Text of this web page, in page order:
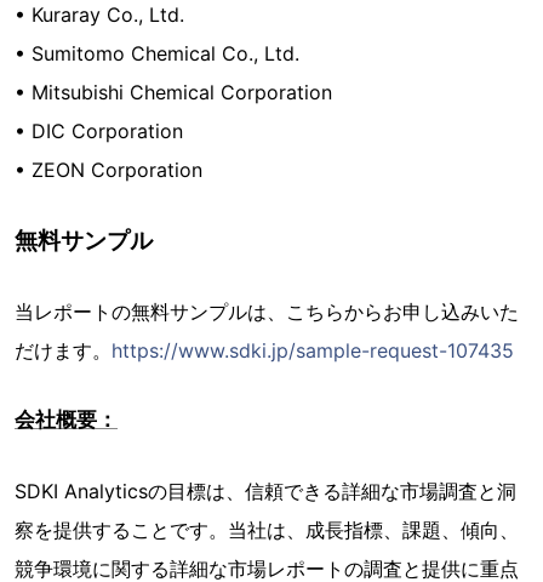
• Kuraray Co., Ltd.
• Sumitomo Chemical Co., Ltd.
• Mitsubishi Chemical Corporation
• DIC Corporation
• ZEON Corporation
無料サンプル
当レポートの無料サンプルは、こちらからお申し込みいた
だけます。 https://www.sdki.jp/sample-request-107435
会社概要：
SDKI Analyticsの目標は、信頼できる詳細な市場調査と洞
察を提供することです。当社は、成長指標、課題、傾向、
競争環境に関する詳細な市場レポートの調査と提供に重点